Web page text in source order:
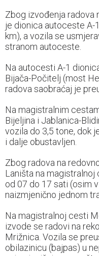
Zbog izvođenja radova
je dionica autoceste A-
km), a vozila se
stranom autoceste.
Na autocesti A-1
Bijača-Počitelj (most
radova saobraćaj je
Na magistralnim
Bijeljina i Jablanica-
vozila do 3,5 tone, dok
i dalje obustavljen.
Zbog radova na
Laništa na
od 07 do 17 sati (osim
naizmjenično jednom
Na magistralnoj cesti
izvode se radovi na
Mrižnica. Vozila se
obilazinicu (bajpas) u